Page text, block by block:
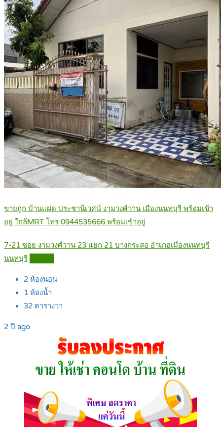
ขายถูก บ้านแฝด ประชานิเวศน์ งามวงศ์วาน เมืองนนทบุรี พร้อมเข้า
อยู่ ใกล้MRT โทร 0944535666 พร้อมเข้าอยู่
7-21 ซอย งามวงศ์วาน 23 แยก 21 บางกระสอ อำเภอเมืองนนทบุรี
นนทบุรี
2 ห้องนอน
1 ห้องน้ำ
32 ตารางวา
2 ปี ago